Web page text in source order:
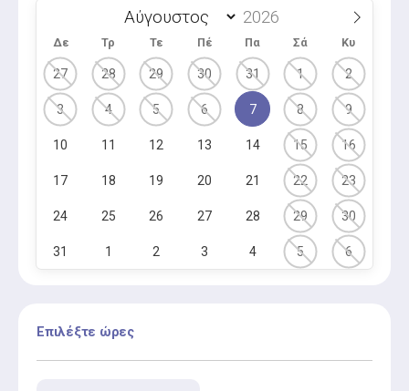
Δε Τρ Τε Πέ Πα Σά Κυ
27 28 29 30 31 1 2
3 4 5 6 7 8 9
10 11 12 13 14 15 16
17 18 19 20 21 22 23
24 25 26 27 28 29 30
31 1 2 3 4 5 6
Επιλέξτε ώρες